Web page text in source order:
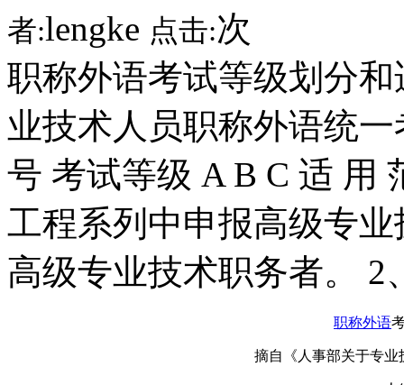
者:lengke 点击:次
职称外语考试等级划分
业技术人员职称外语统
号 考试等级 A B C 适 用
工程系列中申报高级专
高级专业技术职务者。 2
职称外语
摘自《人事部关于专